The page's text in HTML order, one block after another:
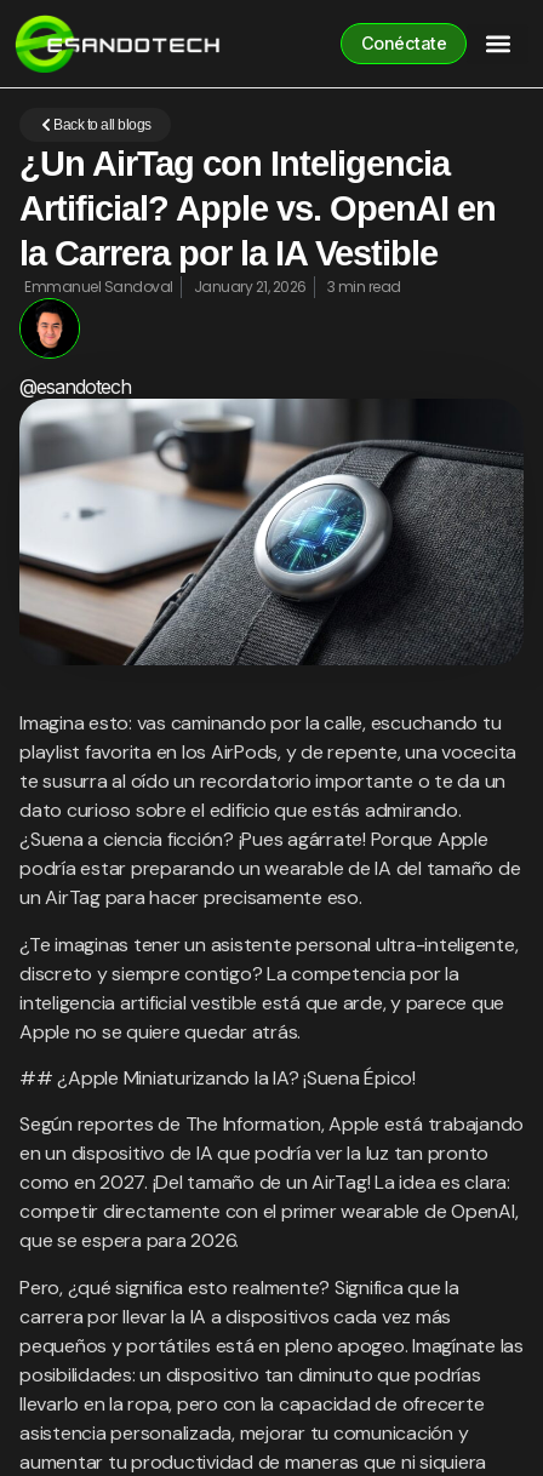
Conéctate
Back to all blogs
¿Un AirTag con Inteligencia
Artificial? Apple vs. OpenAI en
la Carrera por la IA Vestible
Emmanuel Sandoval January 21, 2026 3 min read
@esandotech
Imagina esto: vas caminando por la calle, escuchando tu
playlist favorita en los AirPods, y de repente, una vocecita
te susurra al oído un recordatorio importante o te da un
dato curioso sobre el edificio que estás admirando.
¿Suena a ciencia ficción? ¡Pues agárrate! Porque Apple
podría estar preparando un wearable de IA del tamaño de
un AirTag para hacer precisamente eso.
¿Te imaginas tener un asistente personal ultra-inteligente,
discreto y siempre contigo? La competencia por la
inteligencia artificial vestible está que arde, y parece que
Apple no se quiere quedar atrás.
## ¿Apple Miniaturizando la IA? ¡Suena Épico!
Según reportes de The Information, Apple está trabajando
en un dispositivo de IA que podría ver la luz tan pronto
como en 2027. ¡Del tamaño de un AirTag! La idea es clara:
competir directamente con el primer wearable de OpenAI,
que se espera para 2026.
Pero, ¿qué significa esto realmente? Significa que la
carrera por llevar la IA a dispositivos cada vez más
pequeños y portátiles está en pleno apogeo. Imagínate las
posibilidades: un dispositivo tan diminuto que podrías
llevarlo en la ropa, pero con la capacidad de ofrecerte
asistencia personalizada, mejorar tu comunicación y
aumentar tu productividad de maneras que ni siquiera